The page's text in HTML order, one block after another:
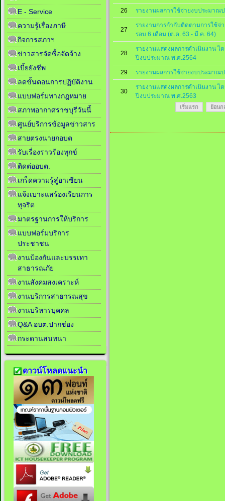
26 รายงานผลการใช้จ่ายงบประมาณ
27
รายงานการกำกับติดตามการใช้จ่
รอบ 6 เดือน (ต.ค. 63 - มี.ค. 64)
28
รายงานแสดงผลการดำเนินงาน ไ
ปีงบประมาณ พ.ศ.2564
29 รายงานผลการใช้จ่ายงบประมาณ
30
รายงานแสดงผลการดำเนินงาน ไ
ปีงบประมาณ พ.ศ.2563
เริ่มแรก ย้อนก
E - Service
ความรู้เรื่องภาษี
กิจการสภาฯ
ข่าวสารจัดซื้อจัดจ้าง
เบี้ยยังชีพ
ลดขั้นตอนการปฏิบัติงาน
แบบฟอร์มทางกฎหมาย
สภาพอากาศราชบุรีวันนี้
ศูนย์บริการข้อมูลข่าวสาร
สายตรงนายกอบต
รับเรื่องราวร้องทุกข์
ติดต่ออบต.
เกร็ดความรู้สู่อาเซียน
แจ้งเบาะแสร้องเรียนการ
ทุจริต
มาตรฐานการให้บริการ
แบบฟอร์มบริการ
ประชาชน
งานป้องกันและบรรเทา
สาธารณภัย
งานสังคมสงเคราะห์
งานบริการสาธารณสุข
งานบริหารบุคคล
Q&A อบต.ปากช่อง
กระดานสนทนา
ดาวน์โหลดแนะนำ